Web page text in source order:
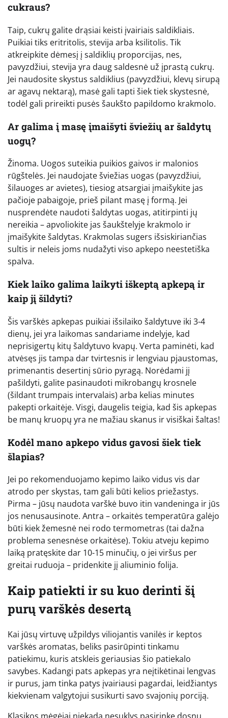
cukraus?
Taip, cukrų galite drąsiai keisti įvairiais saldikliais.
Puikiai tiks eritritolis, stevija arba ksilitolis. Tik
atkreipkite dėmesį į saldiklių proporcijas, nes,
pavyzdžiui, stevija yra daug saldesnė už įprastą cukrų.
Jei naudosite skystus saldiklius (pavyzdžiui, klevų sirupą
ar agavų nektarą), masė gali tapti šiek tiek skystesnė,
todėl gali prireikti pusės šaukšto papildomo krakmolo.
Ar galima į masę įmaišyti šviežių ar šaldytų
uogų?
Žinoma. Uogos suteikia puikios gaivos ir malonios
rūgštelės. Jei naudojate šviežias uogas (pavyzdžiui,
šilauoges ar avietes), tiesiog atsargiai įmaišykite jas
pačioje pabaigoje, prieš pilant masę į formą. Jei
nusprendėte naudoti šaldytas uogas, atitirpinti jų
nereikia – apvoliokite jas šaukštelyje krakmolo ir
įmaišykite šaldytas. Krakmolas sugers išsiskiriančias
sultis ir neleis joms nudažyti viso apkepo neestetiška
spalva.
Kiek laiko galima laikyti iškeptą apkepą ir
kaip jį šildyti?
Šis varškės apkepas puikiai išsilaiko šaldytuve iki 3-4
dienų, jei yra laikomas sandariame indelyje, kad
neprisigertų kitų šaldytuvo kvapų. Verta paminėti, kad
atvėsęs jis tampa dar tvirtesnis ir lengviau pjaustomas,
primenantis desertinį sūrio pyragą. Norėdami jį
pašildyti, galite pasinaudoti mikrobangų krosnele
(šildant trumpais intervalais) arba kelias minutes
pakepti orkaitėje. Visgi, daugelis teigia, kad šis apkepas
be manų kruopų yra ne mažiau skanus ir visiškai šaltas!
Kodėl mano apkepo vidus gavosi šiek tiek
šlapias?
Jei po rekomenduojamo kepimo laiko vidus vis dar
atrodo per skystas, tam gali būti kelios priežastys.
Pirma – jūsų naudota varškė buvo itin vandeninga ir jūs
jos nenusausinote. Antra – orkaitės temperatūra galėjo
būti kiek žemesnė nei rodo termometras (tai dažna
problema senesnėse orkaitėse). Tokiu atveju kepimo
laiką pratęskite dar 10-15 minučių, o jei viršus per
greitai ruduoja – pridenkite jį aliuminio folija.
Kaip patiekti ir su kuo derinti šį
purų varškės desertą
Kai jūsų virtuvę užpildys viliojantis vanilės ir keptos
varškės aromatas, beliks pasirūpinti tinkamu
patiekimu, kuris atskleis geriausias šio patiekalo
savybes. Kadangi pats apkepas yra neįtikėtinai lengvas
ir purus, jam tinka patys įvairiausi pagardai, leidžiantys
kiekvienam valgytojui susikurti savo svajonių porciją.